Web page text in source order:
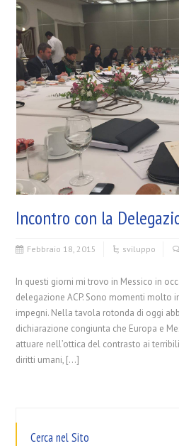
Incontro con la
Febbraio 18, 2015 sviluppo
In questi giorni mi trovo in Messico in
delegazione ACP. Sono momenti molto
impegni. Nella tavola rotonda di oggi
dichiarazione congiunta che Europa e
attuare nell’ottica del contrasto ai
diritti umani, […]
Cerca nel Sito